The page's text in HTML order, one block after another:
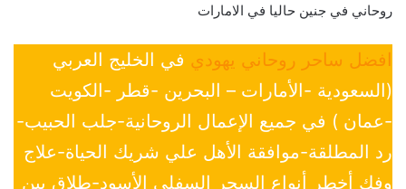
روحاني في جنين حاليا في الامارات
افضل ساحر روحاني يهودي في الخليج العربي
(السعودية -الأمارات – البحرين -قطر -الكويت
-عمان ) في جميع الإعمال الروحانية-جلب الحبيب-
رد المطلقة-موافقة الأهل علي شريك الحياة-علاج
وفك أخطر أنواع السحر السفلي الأسود-طلاق بين